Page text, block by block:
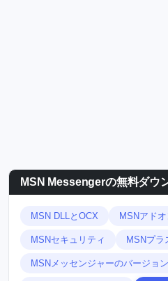
MSN Messengerの無料ダウ
MSN DLLとOCX MSNアド
MSNセキュリティ MSNプラ
MSNメッセンジャーのバージョン